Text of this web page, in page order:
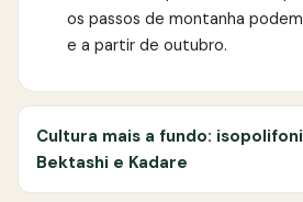
os passos de montanha
e a partir de outubro.
Cultura mais a fundo:
Bektashi e Kadare